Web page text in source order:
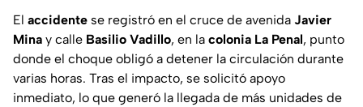
El accidente se registró en el cruce de avenida Javier
Mina y calle Basilio Vadillo, en la colonia La Penal, punto
donde el choque obligó a detener la circulación durante
varias horas. Tras el impacto, se solicitó apoyo
inmediato, lo que generó la llegada de más unidades de